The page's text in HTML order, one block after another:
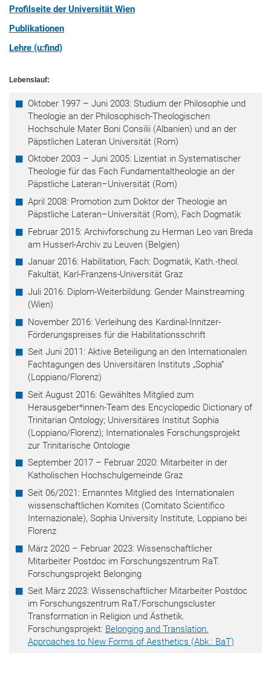
Profilseite der Universität Wien
Publikationen
Lehre (u:find)
Lebenslauf:
Oktober 1997 – Juni 2003: Studium der Philosophie und
Theologie an der Philosophisch-Theologischen
Hochschule Mater Boni Consilii (Albanien) und an der
Päpstlichen Lateran Universität (Rom)
Oktober 2003 – Juni 2005: Lizentiat in Systematischer
Theologie für das Fach Fundamentaltheologie an der
Päpstliche Lateran–Universität (Rom)
April 2008: Promotion zum Doktor der Theologie an
Päpstliche Lateran–Universität (Rom), Fach Dogmatik
Februar 2015: Archivforschung zu Herman Leo van Breda
am Husserl-Archiv zu Leuven (Belgien)
Januar 2016: Habilitation, Fach: Dogmatik, Kath.-theol.
Fakultät, Karl-Franzens-Universität Graz
Juli 2016: Diplom-Weiterbildung: Gender Mainstreaming
(Wien)
November 2016: Verleihung des Kardinal-Innitzer-
Förderungspreises für die Habilitationsschrift
Seit Juni 2011: Aktive Beteiligung an den Internationalen
Fachtagungen des Universitären Instituts „Sophia“
(Loppiano/Florenz)
Seit August 2016: Gewähltes Mitglied zum
Herausgeber*innen-Team des Encyclopedic Dictionary of
Trinitarian Ontology; Universitäres Institut Sophia
(Loppiano/Florenz); Internationales Forschungsprojekt
zur Trinitarische Ontologie
September 2017 – Februar 2020: Mitarbeiter in der
Katholischen Hochschulgemeinde Graz
Seit 06/2021 : Ernanntes Mitglied des Internationalen
wissenschaftlichen Komites (Comitato Scientifico
Internazionale), Sophia University Institute, Loppiano bei
Florenz
März 2020 – Februar 2023: Wissenschaftlicher
Mitarbeiter Postdoc im Forschungszentrum RaT.
Forschungsprojekt Belonging
Seit März 2023: Wissenschaftlicher Mitarbeiter Postdoc
im Forschungszentrum RaT/Forschungscluster
Transformation in Religion und Ästhetik.
Forschungsprojekt: Belonging and Translation.
Approaches to New Forms of Aesthetics (Abk.: BaT)